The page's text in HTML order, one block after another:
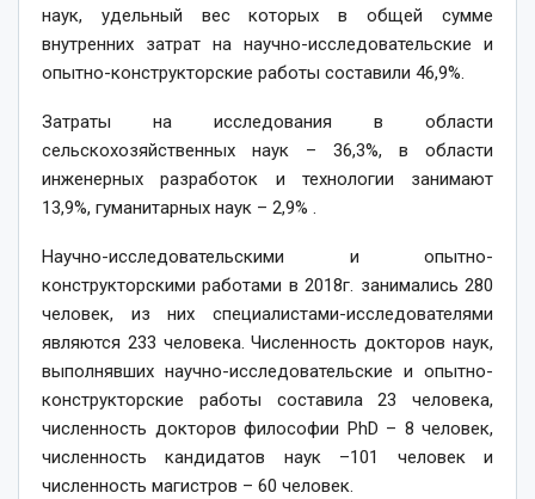
наук, удельный вес которых в общей сумме
внутренних затрат на научно-исследовательские и
опытно-конструкторские работы составили 46,9%.
Затраты на исследования в области
сельскохозяйственных наук – 36,3%, в области
инженерных разработок и технологии занимают
13,9%, гуманитарных наук – 2,9% .
Научно-исследовательскими и опытно-
конструкторскими работами в 2018г. занимались 280
человек, из них специалистами-исследователями
являются 233 человека. Численность докторов наук,
выполнявших научно-исследовательские и опытно-
конструкторские работы составила 23 человека,
численность докторов философии PhD – 8 человек,
численность кандидатов наук –101 человек и
численность магистров – 60 человек.